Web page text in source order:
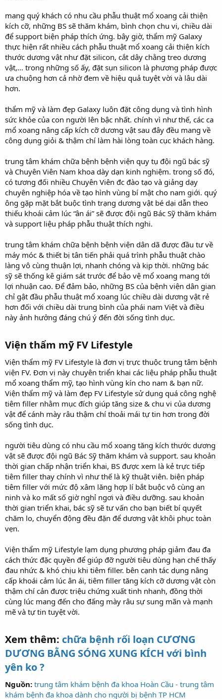
mang quý khách có nhu cầu phẫu thuật mổ xoang cải thiện
kích cỡ, những BS sẽ thăm khám, bình chọn chu vi, chiều dài
để support biện pháp thích ứng. bây giờ, thẩm mỹ Galaxy
thực hiện rất nhiều cách phẫu thuật mổ xoang cải thiện kích
thước dương vật như đặt silicon, cắt dây chằng treo dương
vật,… trong những số ấy, đặt sụn silicon là phương pháp được
ưa chuộng hơn cả nhờ đem về hiệu quả tuyệt vời và lâu dài
hơn.
thẩm mỹ và làm đẹp Galaxy luôn đặt công dụng và tình hình
sức khỏe của con người lên bậc nhất. chính vì như thế, các ca
mổ xoang nâng cấp kích cỡ dương vật sau đây đều mang về
công dụng giỏi & thậm chí làm hài lòng toàn cục khách hàng.
trung tâm khám chữa bệnh bệnh viện quy tụ đội ngũ bác sỹ
và Chuyên Viên Nam khoa dày dạn kinh nghiệm. trong số đó,
có tương đối nhiều Chuyên Viên đc đào tạo và giảng dạy
chuyên nghiệp hóa về tạo hình vùng bí mật cho nam giới. quý
ông gặp mặt bắt buộc tình trạng dương vật bé dại dẫn theo
thiếu khoái cảm lúc “ân ái” sẽ được đội ngũ Bác Sỹ thăm khám
và support liệu pháp phẫu thuật thích nghi.
trung tâm khám chữa bệnh bệnh viện dân dã được đầu tư về
máy móc & thiết bị tân tiến phải quá trình phẫu thuật chào
làng vô cùng thuận lợi, nhanh chóng và kịp thời. những bác
sỹ sẽ thống kê giám sát trước để bảo vệ mổ xoang mang tới
lợi nhuận cao. Để đảm bảo, những BS của bệnh viện dân gian
chỉ gật đầu phẫu thuật mổ xoang lúc chiều dài dương vật rẻ
hơn đối với chiều dài trung bình của phái nam Việt và điều
này ảnh hưởng đáng chú ý đến đời sống tình dục.
Viện thẩm mỹ FV Lifestyle
Viện thẩm mỹ FV Lifestyle là đơn vị trực thuộc trung tâm bệnh
viện FV. Đơn vị này chuyên triển khai các liệu pháp phẫu thuật
mổ xoang thẩm mỹ, tạo hình vùng kín cho nam & bạn nữ.
Viện thẩm mỹ và làm đẹp FV Lifestyle sử dụng quá công nghệ
tiêm filler nhằm mục đích giúp tăng size & chu vi của dương
vật để cánh mày râu thậm chí thoải mái tự tin hơn trong đời
sống tình dục.
người tiêu dùng có nhu cầu mổ xoang tăng kích thước dương
vật sẽ được đội ngũ Bác Sỹ thăm khám và support. sau khoản
thời gian chấp nhận triển khai, BS được xem là kẻ trực tiếp
tiêm filler thay chính vì như thế là kỹ thuật viên. biện pháp
tiêm filler với mức độ xâm lăng hợp lí bắt buộc vô cùng an
ninh và ko mất số giờ nghỉ ngơi và điều dưỡng. sau khoản
thời gian triển khai, bác sỹ sẽ tư vấn cho bạn biết bí quyết
chăm lo, chuyển động đều đặn để dương vật khôi phục toàn
vẹn.
Viện thẩm mỹ Lifestyle lạm dụng phương pháp giảm đau đa
cách thức đặc quyền để giúp đỡ người tiêu dùng hạn chế thấy
đau nhức & khó chịu khi tiêm filler. bên cạnh tác dụng nâng
cấp khoái cảm lúc ân ái, tiêm filler tăng kích cỡ dương vật còn
thậm chí cản được triệu chứng xuất tinh nhanh, đồng thời
cùng lúc mang đến cho đấng mày râu sự sung mãn và mạnh
mẽ và tự tin tuyệt vời.
Xem thêm: chữa bệnh rối loạn CƯƠNG
DƯƠNG BẰNG SÓNG XUNG KÍCH với bình
yên ko ?
Nguồn: trung tâm khám bệnh đa khoa Hoàn Cầu - trung tâm
khám bệnh đa khoa dành cho người bị bệnh TP HCM